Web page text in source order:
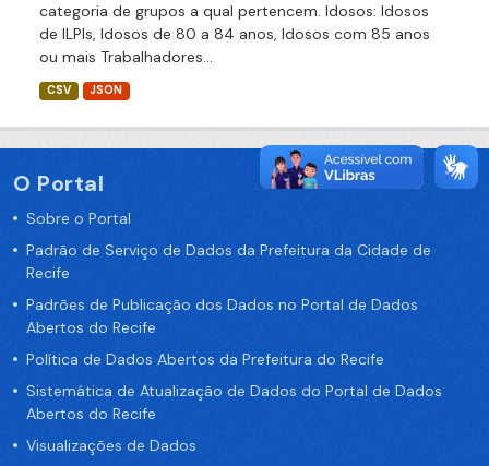
categoria de grupos a qual pertencem. Idosos: Idosos
de ILPIs, Idosos de 80 a 84 anos, Idosos com 85 anos
ou mais Trabalhadores...
CSV JSON
O Portal
Sobre o Portal
Padrão de Serviço de Dados da Prefeitura da Cidade de
Recife
Padrões de Publicação dos Dados no Portal de Dados
Abertos do Recife
Política de Dados Abertos da Prefeitura do Recife
Sistemática de Atualização de Dados do Portal de Dados
Abertos do Recife
Visualizações de Dados